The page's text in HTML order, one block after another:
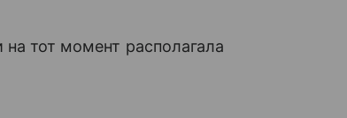
тот момент располагала